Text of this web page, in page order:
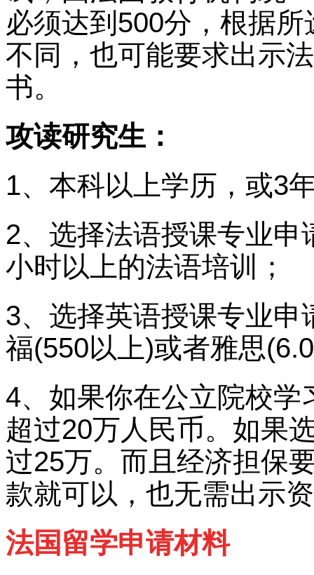
必须达到500分，根据
不同，也可能要求出示
书。
攻读研究生：
1、本科以上学历，或3
2、选择法语授课专业
小时以上的法语培训；
3、选择英语授课专业
福(550以上)或者雅思
4、如果你在公立院校
超过20万人民币。如果
过25万。而且经济担保
款就可以，也无需出示
法国留学申请材料